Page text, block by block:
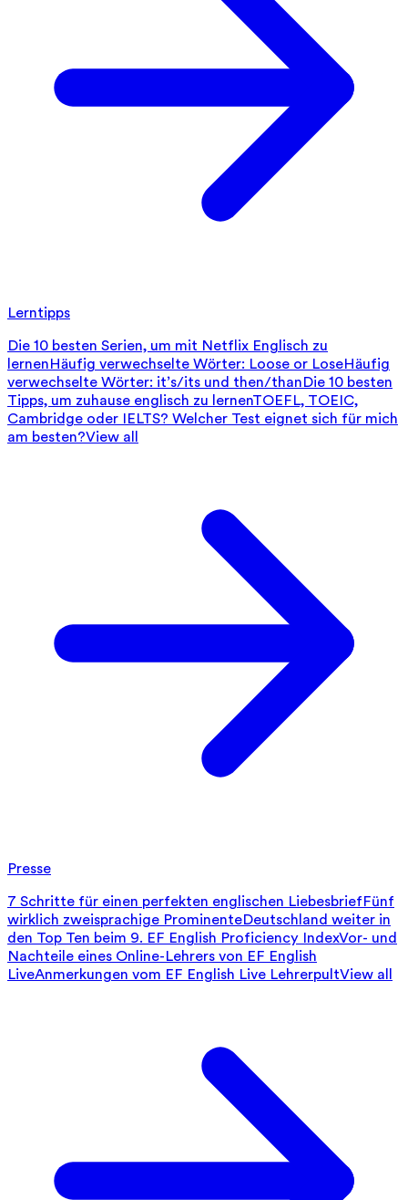
Lerntipps
Die 10 besten Serien, um mit Netflix Englisch zu
lernenHäufig verwechselte Wörter: Loose or LoseHäufig
verwechselte Wörter: it’s/its und then/thanDie 10 besten
Tipps, um zuhause englisch zu lernenTOEFL, TOEIC,
Cambridge oder IELTS? Welcher Test eignet sich für mich
am besten?View all
Presse
7 Schritte für einen perfekten englischen LiebesbriefFünf
wirklich zweisprachige ProminenteDeutschland weiter in
den Top Ten beim 9. EF English Proficiency IndexVor- und
Nachteile eines Online-Lehrers von EF English
LiveAnmerkungen vom EF English Live LehrerpultView all